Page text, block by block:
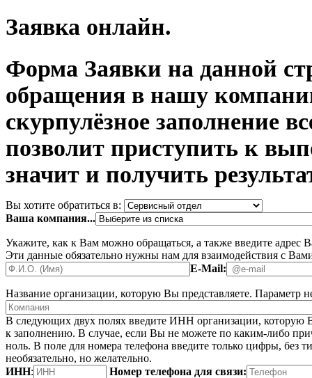
Заявка онлайн.
Форма Заявки на данной
обращения в нашу
скурпулёзное заполнение
позволит приступить к
значит и получить
Вы хотите обратиться в:
Ваша компания...
Укажите, как к Вам можно обращаться, а также введите адрес
Эти данные обязательно нужны нам для взаимодействия с
E-Mail:
Название организации, которую Вы представляете. Параметр
В следующих двух полях введите ИНН организации, которую
к заполнению. В случае, если Вы не можете по каким-либо
ноль. В поле для номера телефона введите только цифры, без
необязательно, но желательно.
ИНН: Номер телефона для связи: